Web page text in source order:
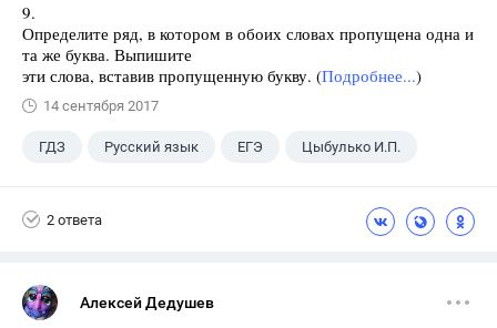
9.
Определите ряд, в котором в обоих словах пропущена одна и
та же буква. Выпишите
эти слова, вставив пропущенную букву. (Подробнее...)
14 сентября 2017
ГДЗ Русский язык ЕГЭ Цыбулько И.П.
2 ответа
Алексей Дедушев